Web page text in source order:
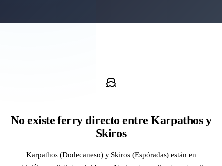
No existe ferry directo entre Karpathos y
Skiros
Karpathos (Dodecaneso) y Skiros (Espóradas) están en